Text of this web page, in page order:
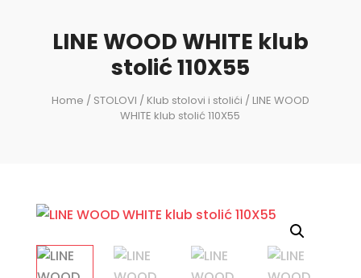
LINE WOOD WHITE klub
stolić 110X55
Home / STOLOVI / Klub stolovi i stolići / LINE WOOD
WHITE klub stolić 110X55